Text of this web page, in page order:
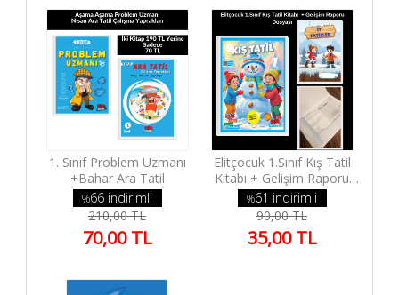
1. Sınıf Problem Uzmanı
+Bahar Ara Tatil
%66 indirimli
210,00 TL
70,00 TL
Elitçocuk 1.Sınıf Kış Tatil
Kitabı + Gelişim Raporu
Dosyası
%61 indirimli
90,00 TL
35,00 TL